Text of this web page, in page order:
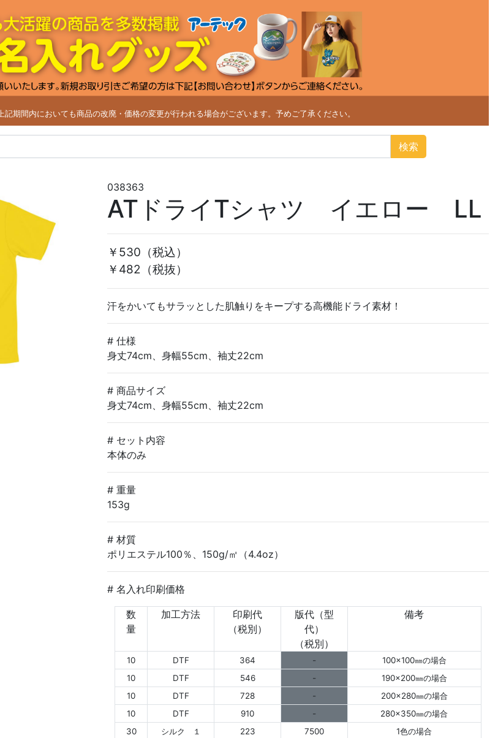
上記期間内においても商品の改廃・価格の変更が行われる場合がございます。予めご了承ください。
検索
038363
ATドライTシャツ イエロー LL
￥530 （税込）
￥482（税抜）
汗をかいてもサラッとした肌触りをキープする高機能ドライ素材！
# 仕様
身丈74cm、身幅55cm、袖丈22cm
# 商品サイズ
身丈74cm、身幅55cm、袖丈22cm
# セット内容
本体のみ
# 重量
153g
# 材質
ポリエステル100％、150g/㎡（4.4oz）
# 名入れ印刷価格
数
量
加工方法
印刷代
（税別）
版代（型
代）
（税別）
備考
10 DTF 364 -
100×100㎜の場合
10
DTF 546 -
190×200㎜の場合
10
DTF 728 -
200×280㎜の場合
10
DTF 910 -
280×350㎜の場合
30
シルク １
223 7500 1色の場合